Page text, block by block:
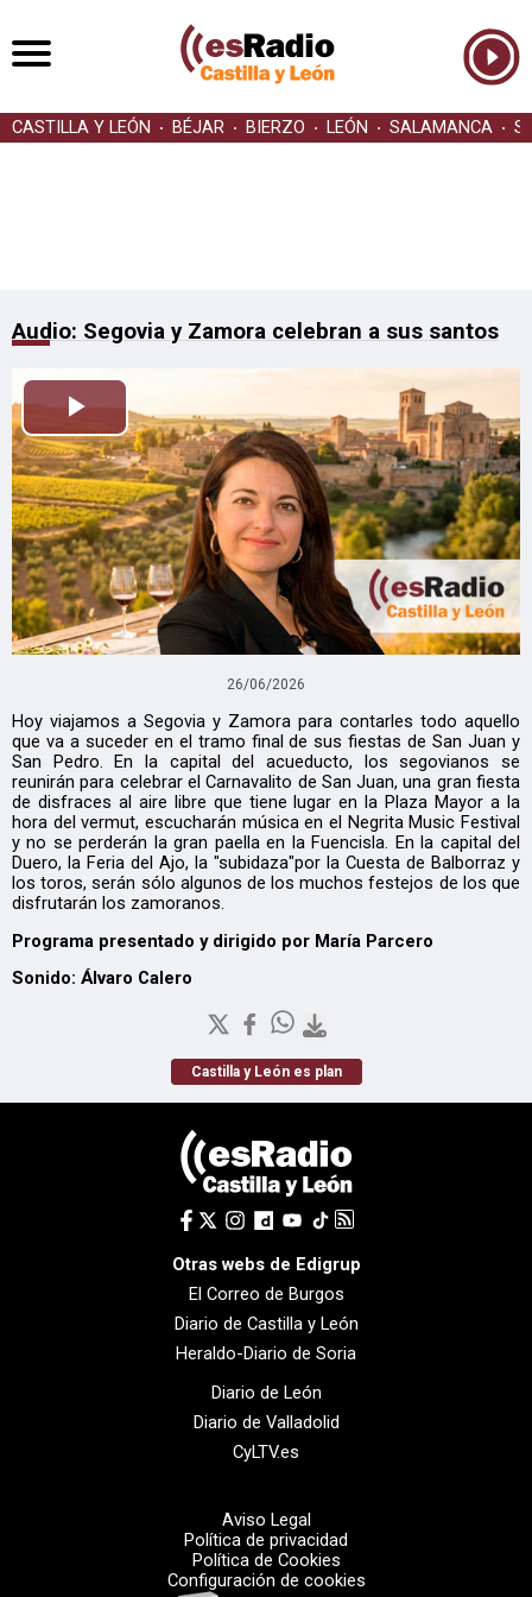
CASTILLA Y LEÓN BÉJAR BIERZO LEÓN SALAMANCA
Audio: Segovia y Zamora celebran a sus santos
Reproducir
26/06/2026
Hoy viajamos a Segovia y Zamora para contarles todo aquello
que va a suceder en el tramo final de sus fiestas de San Juan y
San Pedro. En la capital del acueducto, los segovianos se
reunirán para celebrar el Carnavalito de San Juan, una gran fiesta
de disfraces al aire libre que tiene lugar en la Plaza Mayor a la
hora del vermut, escucharán música en el Negrita Music Festival
y no se perderán la gran paella en la Fuencisla. En la capital del
Duero, la Feria del Ajo, la "subidaza"por la Cuesta de Balborraz y
los toros, serán sólo algunos de los muchos festejos de los que
disfrutarán los zamoranos.
Programa presentado y dirigido por María Parcero
Sonido: Álvaro Calero
Castilla y León es plan
Otras webs de Edigrup
El Correo de Burgos
Diario de Castilla y León
Heraldo-Diario de Soria
Diario de León
Diario de Valladolid
CyLTV.es
Aviso Legal
Política de privacidad
Política de Cookies
Configuración de cookies